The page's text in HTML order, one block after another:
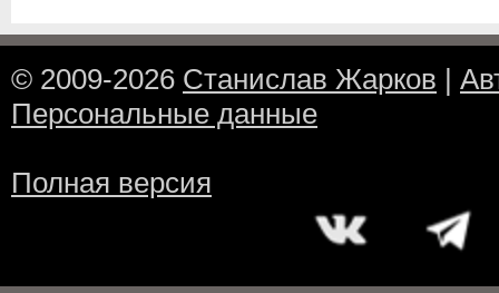
© 2009-2026 Станислав Жарков |
Персональные данные
Полная версия